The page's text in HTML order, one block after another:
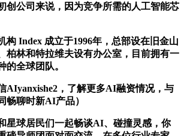
创公司来说，因为竞争所需的人工智能芯
Index 成立于1996年，总部设在旧金山
柏林和特拉维夫设有办公室，目前拥有一
的全球团队。
，了解更多AI融资情况，与
畅聊时新AI产品）
球居民们一起畅谈AI、碰撞灵感，你